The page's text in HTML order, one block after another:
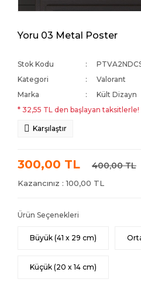
Yoru 03 Metal Poster
Stok Kodu
Kategori
Valorant
Marka
Kült Dizayn
* 32,55 TL den başlayan taksitlerle!
Karşılaştır
300,00 TL 400,00 TL
Kazancınız : 100,00 TL
Ürün Seçenekleri
Büyük (41 x 29 cm)
Küçük (20 x 14 cm)